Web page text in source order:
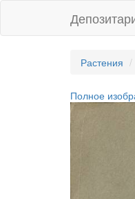
Растения
Полное